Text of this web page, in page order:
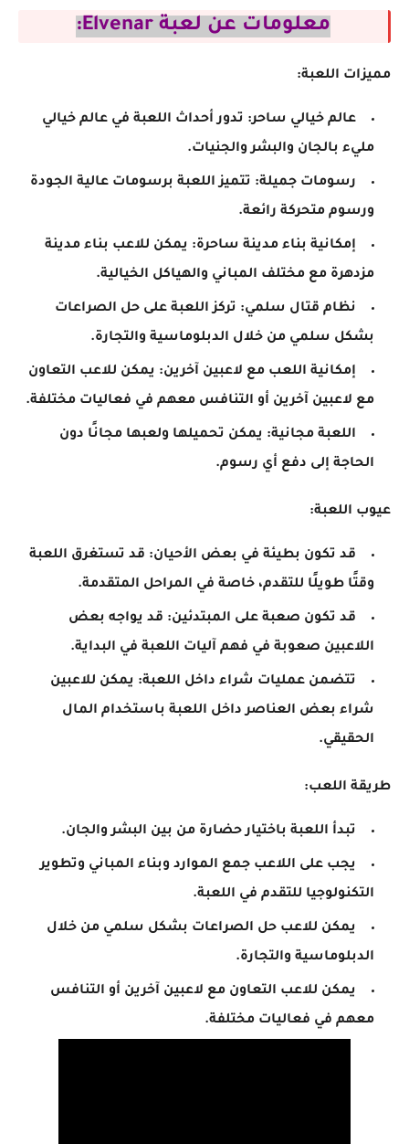
معلومات عن لعبة Elvenar:
مميزات اللعبة:
عالم خيالي ساحر: تدور أحداث اللعبة في عالم خيالي
مليء بالجان والبشر والجنيات.
رسومات جميلة: تتميز اللعبة برسومات عالية الجودة
ورسوم متحركة رائعة.
إمكانية بناء مدينة ساحرة: يمكن للاعب بناء مدينة
مزدهرة مع مختلف المباني والهياكل الخيالية.
نظام قتال سلمي: تركز اللعبة على حل الصراعات
بشكل سلمي من خلال الدبلوماسية والتجارة.
إمكانية اللعب مع لاعبين آخرين: يمكن للاعب التعاون
مع لاعبين آخرين أو التنافس معهم في فعاليات مختلفة.
اللعبة مجانية: يمكن تحميلها ولعبها مجانًا دون
الحاجة إلى دفع أي رسوم.
عيوب اللعبة:
قد تكون بطيئة في بعض الأحيان: قد تستغرق اللعبة
وقتًا طويلًا للتقدم، خاصة في المراحل المتقدمة.
قد تكون صعبة على المبتدئين: قد يواجه بعض
اللاعبين صعوبة في فهم آليات اللعبة في البداية.
تتضمن عمليات شراء داخل اللعبة: يمكن للاعبين
شراء بعض العناصر داخل اللعبة باستخدام المال
الحقيقي.
طريقة اللعب:
تبدأ اللعبة باختيار حضارة من بين البشر والجان.
يجب على اللاعب جمع الموارد وبناء المباني وتطوير
التكنولوجيا للتقدم في اللعبة.
يمكن للاعب حل الصراعات بشكل سلمي من خلال
الدبلوماسية والتجارة.
يمكن للاعب التعاون مع لاعبين آخرين أو التنافس
معهم في فعاليات مختلفة.